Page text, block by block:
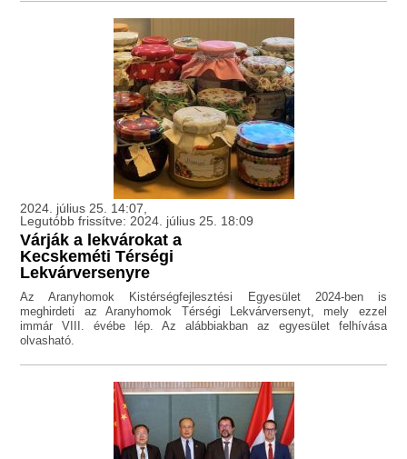
2024. július 25. 14:07,
Legutóbb frissítve: 2024. július 25. 18:09
Várják a lekvárokat a
Kecskeméti Térségi
Lekvárversenyre
Az Aranyhomok Kistérségfejlesztési Egyesület 2024-ben is
meghirdeti az Aranyhomok Térségi Lekvárversenyt, mely ezzel
immár VIII. évébe lép. Az alábbiakban az egyesület felhívása
olvasható.